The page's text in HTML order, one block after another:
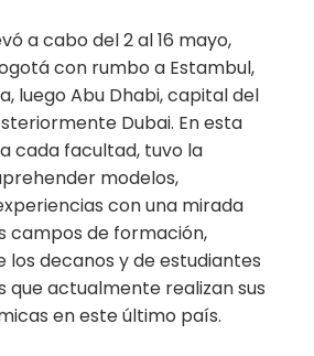
a cabo del 2 al 16 mayo,
con rumbo a Estambul,
luego Abu Dhabi, capital del
Dubai. En esta
cada facultad, tuvo la
modelos,
con una mirada
campos de formación,
los decanos y de estudiantes
que actualmente realizan sus
en este último país.